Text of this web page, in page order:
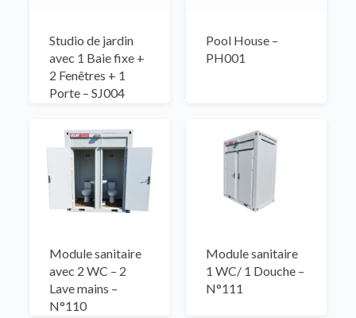
Studio de jardin
avec 1 Baie fixe +
2 Fenêtres + 1
Porte – SJ004
Pool House –
PH001
Module sanitaire
avec 2 WC – 2
Lave mains –
N°110
Module sanitaire
1 WC/ 1 Douche –
N°111